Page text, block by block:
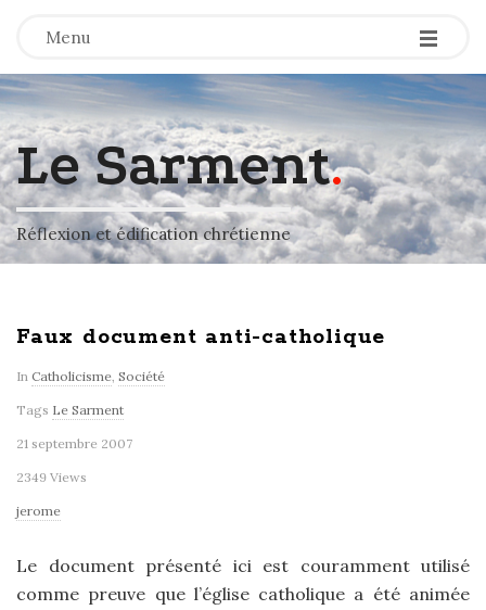
Menu -
-
-
Le Sarment.
Réflexion et édification chrétienne
Faux document anti-catholique
In Catholicisme, Société
Tags Le Sarment
21 septembre 2007
2349 Views
jerome
Le document présenté ici est couramment utilisé
comme preuve que l’église catholique a été animée